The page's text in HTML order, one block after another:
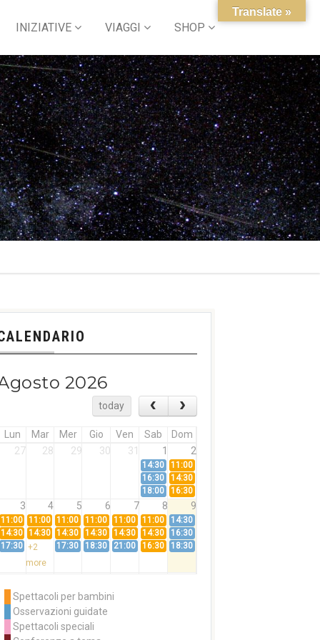
INIZIATIVE VIAGGI SHOP
2026
today
Lun Mar Mer Gio Ven Sab
Dom
27
28 29 30 31 1 2
14:30
11:00
16:30
14:30
18:00
16:30
3 4 5 6 7 8 9
11:00 11:00 11:00 11:00 11:00 11:00
14:30
14:30 14:30 14:30 14:30 14:30 14:30
16:30
17:30 +2
more
17:30 18:30 21:00 16:30 18:30
11:00
14:30
+3
more
Spettacoli per bambini
Osservazioni guidate
Spettacoli speciali
Translate »